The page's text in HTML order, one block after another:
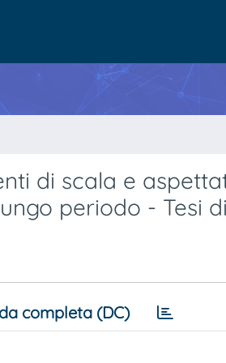
di scala e
periodo - Tesi
completa (DC)